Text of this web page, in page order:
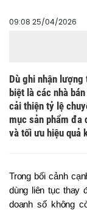
09:08 25/04/2026
Dù ghi nhận
biệt là các nhà
cải thiện tỷ lệ
mục sản phẩm đa
và tối ưu hiệu quả
Trong bối cảnh
dùng liên tục thay
doanh số không